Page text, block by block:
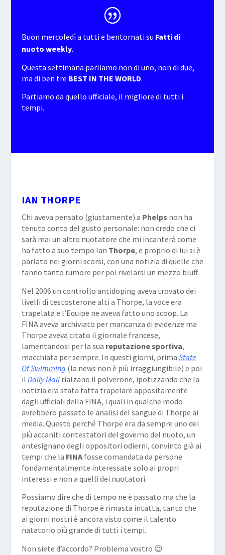
Buon mercoledì a tutti e bentornati su Fatti di
nuoto weekly.
Questa settimana parliamo non di uno, non di due,
ma di ben tre BEST IN THE WORLD.
Partiamo da quello ufficiale, il migliore di tutti i
tempi.
IAN THORPE
Chi aveva pensato (giustamente) a Phelps non ha
tenuto conto del gusto personale: non credo che ci
sarà mai un altro nuotatore che mi incanterà come
ha fatto a suo tempo Ian Thorpe, e proprio di lui si è
parlato nei giorni scorsi, con una notizia di quelle che
fanno tanto rumore per poi rivelarsi un mezzo bluff.
Nel 2006 un controllo antidoping aveva trovato dei
livelli di testosterone alti a Thorpe, la voce era
trapelata e l’Equipe ne aveva fatto uno scoop. La
FINA aveva archiviato per mancanza di evidenze ma
Thorpe aveva citato il giornale francese,
lamentandosi per la sua reputazionesportiva,
macchiata per sempre. In questi giorni, prima State
Of Swimming (la news non è più irraggiungibile) e poi
il Daily Mailrialzano il polverone, ipotizzando che la
notizia era stata fatta trapelare appositamente
dagli ufficiali della FINA, i quali in qualche modo
avrebbero passato le analisi del sangue di Thorpe ai
media. Questo perché Thorpe era da sempre uno dei
più accaniti contestatori del governo del nuoto, un
antesignano degli oppositori odierni, convinto già ai
tempi che la FINAfosse comandata da persone
fondamentalmente interessate solo ai propri
interessi e non a quelli dei nuotatori.
Possiamo dire che di tempo ne è passato ma che la
reputazione di Thorpe è rimasta intatta, tanto che
ai giorni nostri è ancora visto come il talento
natatorio più grande di tutti i tempi.
Non siete d’accordo? Problema vostro 😉